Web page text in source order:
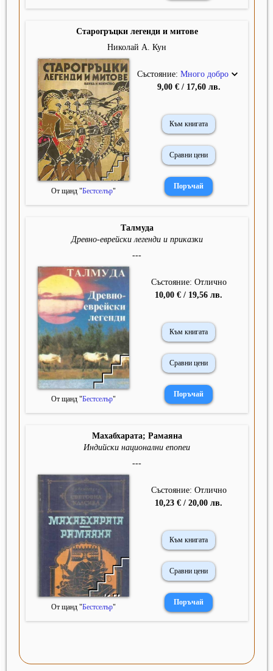
Старогръцки легенди и митове
Николай А. Кун
От щанд "Бестселър"
Състояние: Много добро
9,00 € / 17,60 лв.
Към книгата
Сравни цени
Талмуда
Древно-еврейски легенди и приказки
---
От щанд "Бестселър"
Състояние: Отлично
10,00 € / 19,56 лв.
Към книгата
Сравни цени
Махабхарата; Рамаяна
Индийски национални епопеи
---
От щанд "Бестселър"
Състояние: Отлично
10,23 € / 20,00 лв.
Към книгата
Сравни цени